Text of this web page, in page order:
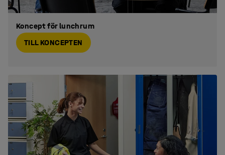
Koncept för lunchrum
TILL KONCEPTEN